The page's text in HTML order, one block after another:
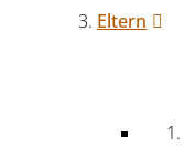
Eltern